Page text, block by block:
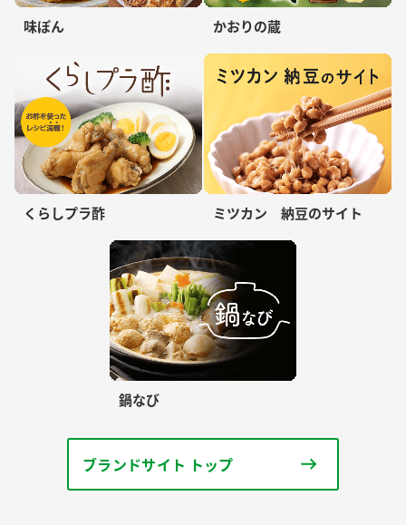
味ぽん かおりの蔵
くらしプラ酢 ミツカン 納豆のサイト
鍋なび
ブランドサイト トップ